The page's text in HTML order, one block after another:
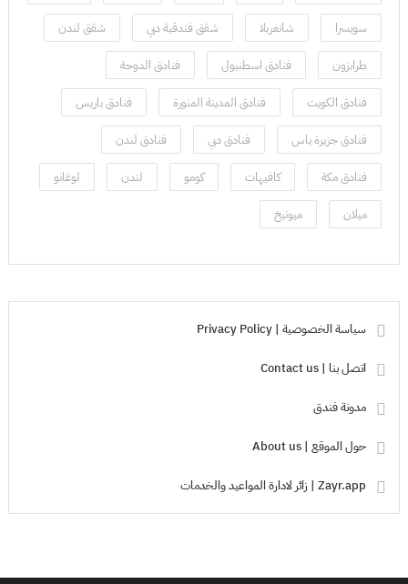
سويسرا شانغريلا شقق فندقية دبي شقق لندن
طرابزون فنادق اسطنبول فنادق الدوحة
فنادق الكويت فنادق المدينة المنورة فنادق باريس
فنادق جزيرة ياس فنادق دبي فنادق لندن
فنادق مكة كافيهات كومو لندن لوغانو
ميلان ميونيخ
سياسة الخصوصية | Privacy Policy
اتصل بنا | Contact us
مدونة فندق
حول الموقع | About us
Zayr.app | زائر لادارة المواعيد والخدمات